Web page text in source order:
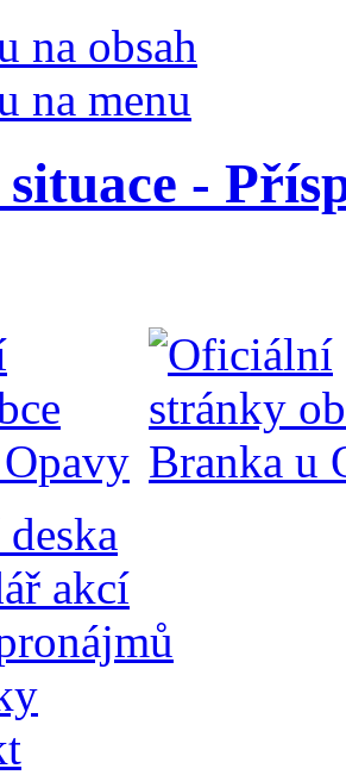
na obsah
na menu
-
akcí